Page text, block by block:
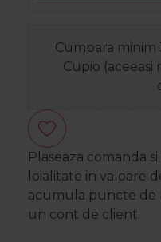
Cumpara
Cupio
Plaseaza comanda
loialitate in valoare
acumula puncte de
un cont de client.